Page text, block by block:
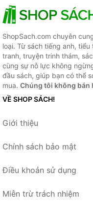
ShopSach.com chuyên
loại. Từ sách tiếng anh,
tranh, truyện trinh thám,
cùng sự nỗ lực không
đầu sách, giúp bạn có thể
mua. Chúng tôi không bán
VỀ SHOP SÁCH!
Giới thiệu
Chính sách bảo mật
Điều khoản sử dụng
Miễn trừ trách nhiệm